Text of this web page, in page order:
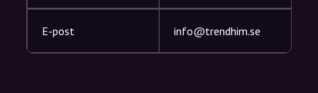
E-post info@trendhim.se